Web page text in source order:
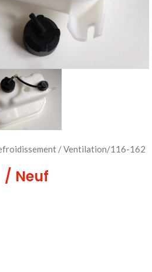
/ Ventilation/116-162
/ Neuf